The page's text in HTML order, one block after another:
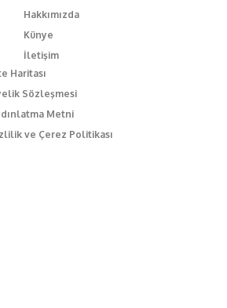
Hakkımızda
Künye
İletişim
Haritası
Sözleşmesi
Metni
ve Çerez Politikası
Şakir Paşa Sok. No3/A Kadıköy İstanbul